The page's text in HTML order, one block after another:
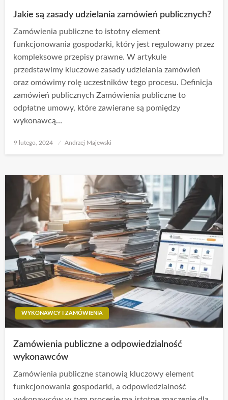
Jakie są zasady udzielania zamówień publicznych?
Zamówienia publiczne to istotny element
funkcjonowania gospodarki, który jest regulowany przez
kompleksowe przepisy prawne. W artykule
przedstawimy kluczowe zasady udzielania zamówień
oraz omówimy rolę uczestników tego procesu. Definicja
zamówień publicznych Zamówienia publiczne to
odpłatne umowy, które zawierane są pomiędzy
wykonawcą…
Opublikowane
9 lutego, 2024 Andrzej Majewski
WYKONAWCY I ZAMÓWIENIA
Zamówienia publiczne a odpowiedzialność
wykonawców
Zamówienia publiczne stanowią kluczowy element
funkcjonowania gospodarki, a odpowiedzialność